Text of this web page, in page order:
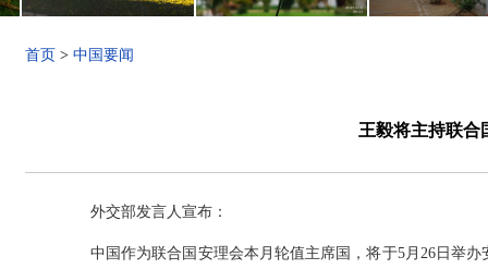
首页 > 中国要闻
王毅将主持联合
外交部发言人宣布：
中国作为联合国安理会本月轮值主席国，将于5月26日举